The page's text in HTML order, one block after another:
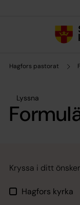
Hagfors pastorat
Lyssna
Kryssa i ditt
Hagfors kyrka